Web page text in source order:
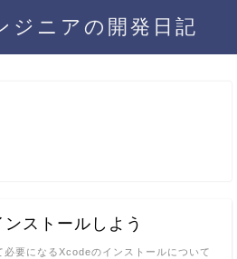
ジニアの開発日記
ストールしよう
要になるXcodeのインストールについて